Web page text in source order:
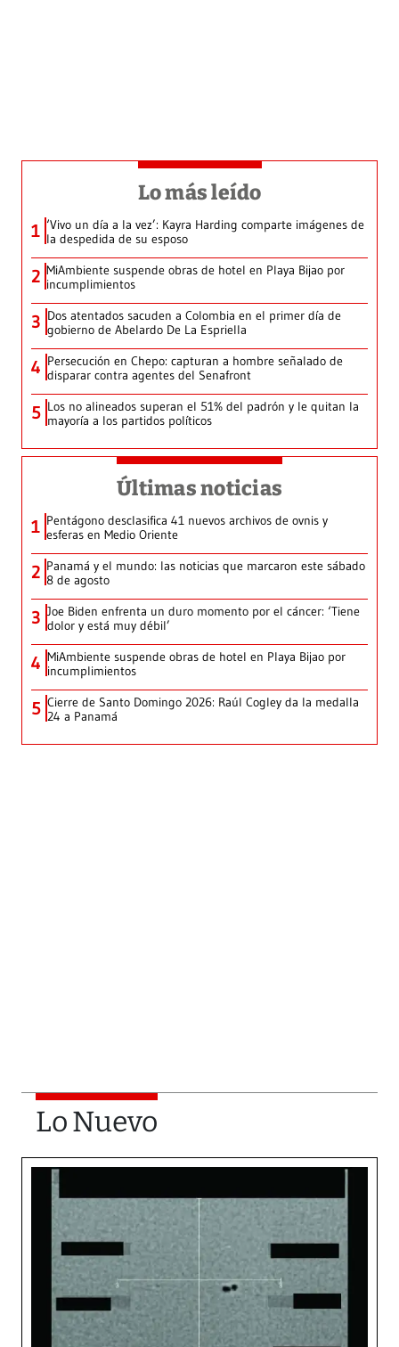
Lo más leído
1 ‘Vivo un día a la vez’: Kayra Harding comparte imágenes de
la despedida de su esposo
2 MiAmbiente suspende obras de hotel en Playa Bijao por
incumplimientos
3 Dos atentados sacuden a Colombia en el primer día de
gobierno de Abelardo De La Espriella
4 Persecución en Chepo: capturan a hombre señalado de
disparar contra agentes del Senafront
5 Los no alineados superan el 51% del padrón y le quitan la
mayoría a los partidos políticos
Últimas noticias
1 Pentágono desclasifica 41 nuevos archivos de ovnis y
esferas en Medio Oriente
2 Panamá y el mundo: las noticias que marcaron este sábado
8 de agosto
3 Joe Biden enfrenta un duro momento por el cáncer: ‘Tiene
dolor y está muy débil’
4 MiAmbiente suspende obras de hotel en Playa Bijao por
incumplimientos
5 Cierre de Santo Domingo 2026: Raúl Cogley da la medalla
24 a Panamá
Lo Nuevo